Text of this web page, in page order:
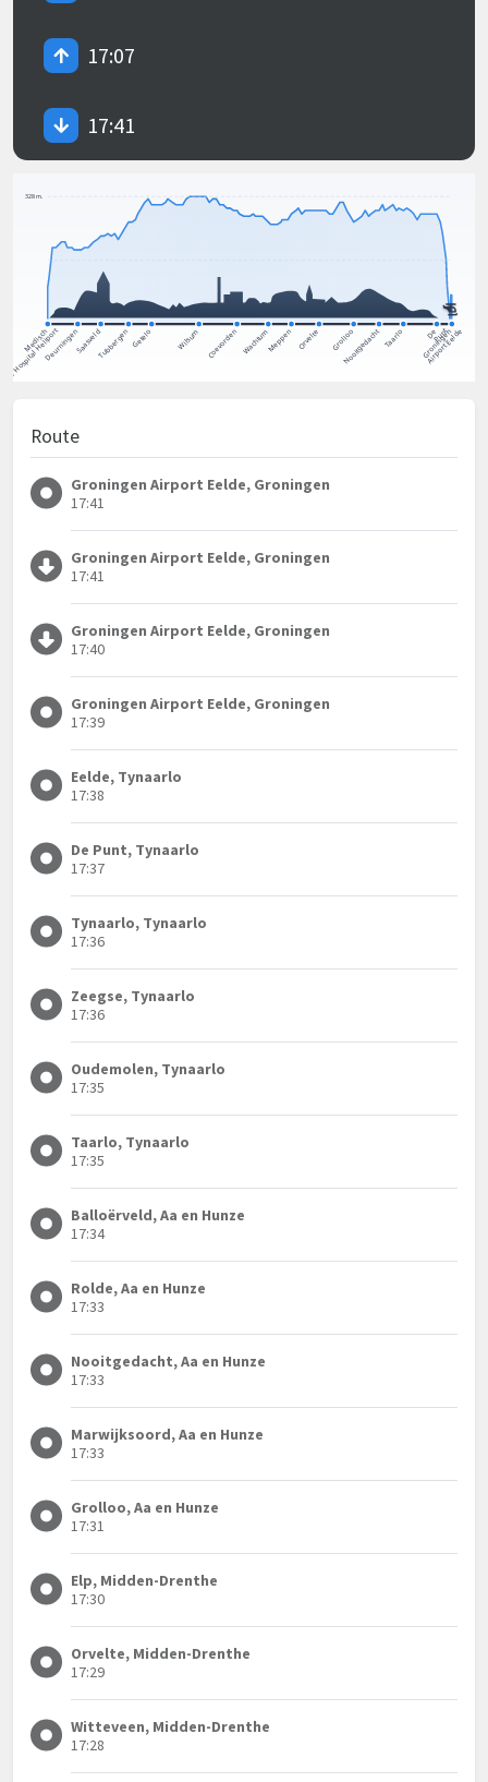
17:07
17:41
Route
Groningen Airport Eelde, Groningen
17:41
Groningen Airport Eelde, Groningen
17:41
Groningen Airport Eelde, Groningen
17:40
Groningen Airport Eelde, Groningen
17:39
Eelde, Tynaarlo
17:38
De Punt, Tynaarlo
17:37
Tynaarlo, Tynaarlo
17:36
Zeegse, Tynaarlo
17:36
Oudemolen, Tynaarlo
17:35
Taarlo, Tynaarlo
17:35
Balloërveld, Aa en Hunze
17:34
Rolde, Aa en Hunze
17:33
Nooitgedacht, Aa en Hunze
17:33
Marwijksoord, Aa en Hunze
17:33
Grolloo, Aa en Hunze
17:31
Elp, Midden-Drenthe
17:30
Orvelte, Midden-Drenthe
17:29
Witteveen, Midden-Drenthe
17:28